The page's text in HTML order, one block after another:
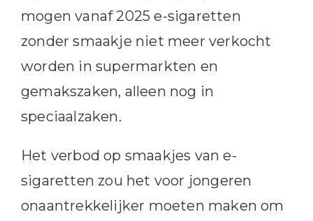
mogen vanaf 2025 e-sigaretten
zonder smaakje niet meer verkocht
worden in supermarkten en
gemakszaken, alleen nog in
speciaalzaken.
Het verbod op smaakjes van e-
sigaretten zou het voor jongeren
onaantrekkelijker moeten maken om